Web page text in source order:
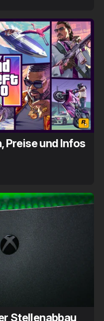
Preise und Infos
Stellenabbau